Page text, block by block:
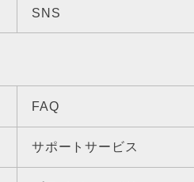
SNS
FAQ
サポートサービス